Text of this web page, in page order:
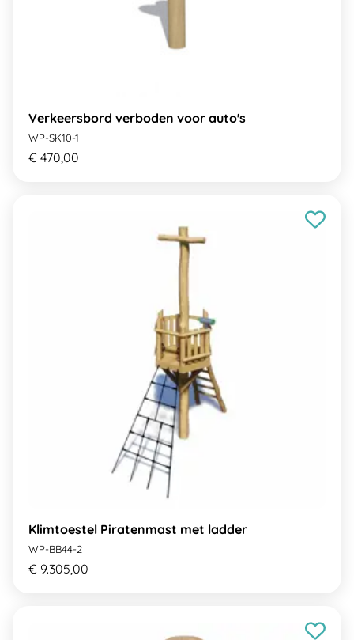
Verkeersbord verboden voor auto's
WP-SK10-1
€ 470,00
Klimtoestel Piratenmast met ladder
WP-BB44-2
€ 9.305,00